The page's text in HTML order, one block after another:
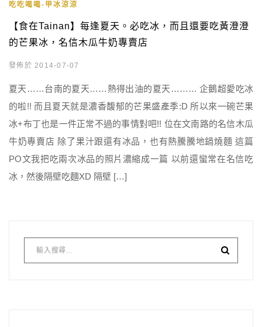
吃吃喝喝-甲冰涼涼
【食在Tainan】每逢夏天。必吃冰，而且還要吃黃澄澄
的芒果冰，名信木瓜牛奶專賣店
發佈於 2014-07-07
夏天……台南的夏天……熱得出油的夏天……… 企鵝超愛吃冰
的啦!! 而且夏天就是濃香馥郁的芒果盛產季:D 所以來一碗芒果
冰+布丁也是一件正常不過的事情對吧!! 位在文南路的名信木瓜
牛奶專賣店 除了果汁跟還有冰品，也有熱騰騰地鍋燒麵 這篇
PO文我把吃兩次冰品的照片濃縮成一篇 以前還蠻常在名信吃
冰，然後隔壁吃麵XD 隔壁 […]